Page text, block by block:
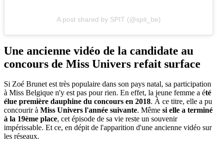
A post shared by SPIT (@spit_be)
Une ancienne vidéo de la candidate au
concours de Miss Univers refait surface
Si Zoé Brunet est très populaire dans son pays natal, sa participation
à Miss Belgique n'y est pas pour rien. En effet, la jeune femme a été
élue première dauphine du concours en 2018. À ce titre, elle a pu
concourir à Miss Univers l'année suivante. Même si elle a terminé
à la 19ème place, cet épisode de sa vie reste un souvenir
impérissable. Et ce, en dépit de l'apparition d'une ancienne vidéo sur
les réseaux.